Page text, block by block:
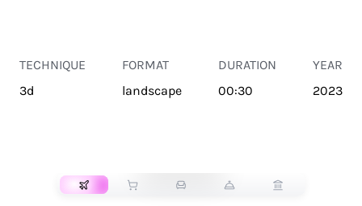
TECHNIQUE
3d
FORMAT
landscape
DURATION
00:30
YEAR
2023